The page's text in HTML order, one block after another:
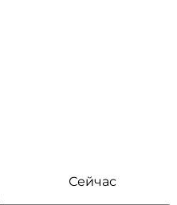
Сейчас